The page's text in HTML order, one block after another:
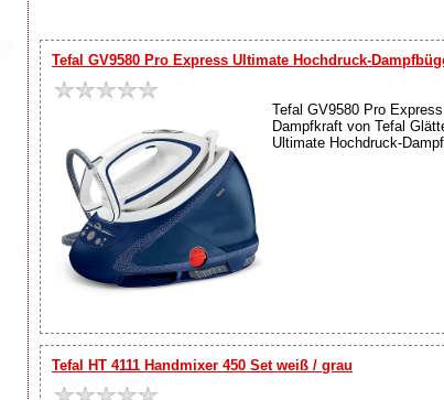
Tefal GV9580 Pro Express Ultimate Hochdruck-
Tefal GV9580 Pro
Dampfkraft von Tefal
Ultimate Hochdruck-
Tefal HT 4111 Handmixer 450 Set weiß / grau